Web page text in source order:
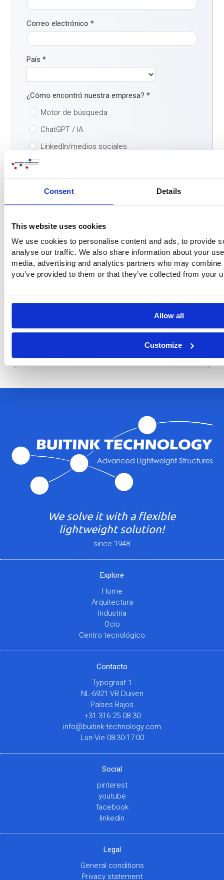
Consent Details
This website uses cookies
We use cookies to personalise content and ads, to provide
analyse our traffic. We also share information about your
media, advertising and analytics partners who may
you’ve provided to them or that they’ve collected from your
Allow all
Customize
Correo electrónico*
País*
¿Cómo encontró nuestra empresa?*
Motor de búsqueda
ChatGPT / IA
LinkedIn/medios sociales
Buitink ya era conocido
We solve it with a flexible
lightweight solution!
since 1948
Explore
Home
Arquitectura
Industria
Ocio
Centro tecnológico
Contacto
Typograaf 1
NL-6921 VB Duiven
Países Bajos
+31 316 25 08 30
info@buitink-technology.com
Lun-Vie 08:30-17:00
Social
pinterest
youtube
facebook
linkedin
Legal
General conditions
Privacy statement